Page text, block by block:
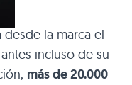
la marca el
incluso de su
más de 20.000